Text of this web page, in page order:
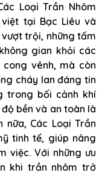
Loại Trần Nhôm
tại Bạc Liêu và
trội, những tấm
gian khỏi các
vênh, mà còn
cháy lan đáng tin
trong bối cảnh khí
bền và an toàn là
nữa, Các Loại Trần
tinh tế, giúp nâng
việc. Với những ưu
khi trần nhôm trở